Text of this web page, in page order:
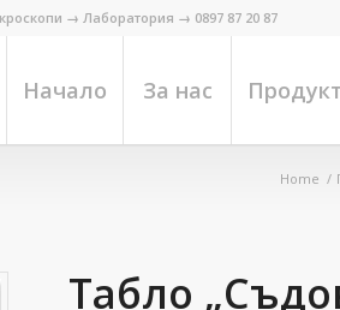
→ Лаборатория → 0897 87 20 87
Начало За нас
Home /
Табло